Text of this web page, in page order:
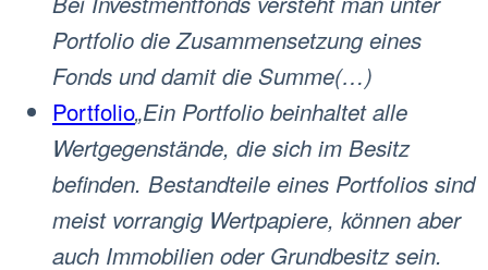
Portfolio die Zusammensetzung eines
Fonds und damit die Summe(…)
Portfolio„Ein Portfolio beinhaltet alle
Wertgegenstände, die sich im Besitz
befinden. Bestandteile eines Portfolios sind
meist vorrangig Wertpapiere, können aber
auch Immobilien oder Grundbesitz sein.